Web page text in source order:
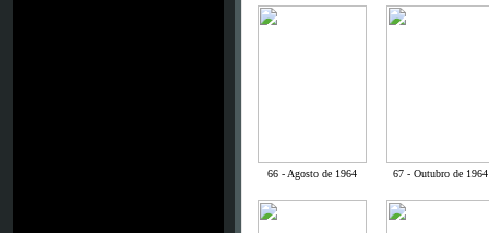
66 - Agosto de 1964 67 - Outubro de 1964